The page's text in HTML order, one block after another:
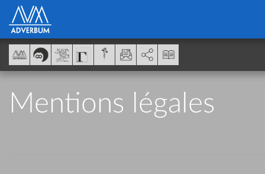
Mentions légales
AddThis está deshabilitado.
Panel de gestión de cookies